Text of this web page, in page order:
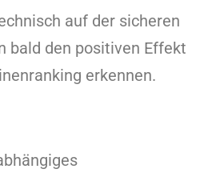
auf der sicheren
bald den positiven Effekt
erkennen.